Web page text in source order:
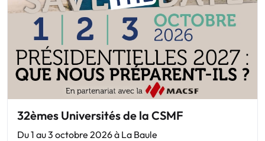
32èmes Universités de la CSMF
Du 1 au 3 octobre 2026 à La Baule